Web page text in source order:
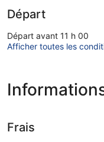
Départ
Départ avant 11 h 00
Afficher toutes les
Frais